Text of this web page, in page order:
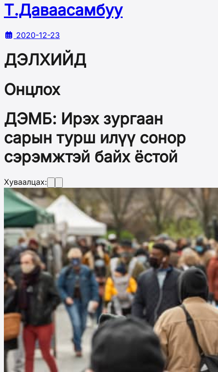
Т.Даваасамбуу
2020-12-23
ДЭЛХИЙД
Онцлох
ДЭМБ: Ирэх зургаан
сарын турш илүү сонор
сэрэмжтэй байх ёстой
Хуваалцах: